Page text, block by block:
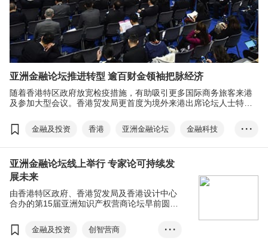
亚洲金融论坛推进转型 逾百财金领袖把脉经济
随着香港特区政府放宽检疫措施，有助吸引更多国际商务旅客来港
及参加大型会议。香港贸发局更首度为境外来港出席论坛人士特设
港活力，合力说好香港故事。
金融及投资 香港 亚洲金融论坛
金融科技
InnoVenture
潘基文 克拉克
FintechHK
旅发局
AFF 线上平台
ESG
社会及管治
• • •
亚洲金融论坛线上举行 专家论可持续发
展未来
由香港特区政府、香港贸发局及香港设计中心
合办的第15届亚洲知识产权营商论坛早前圆满
创新•持续发展与增长动力＂为主题，分享行业
的最新趋势。
金融及投资
创智营商
• • •